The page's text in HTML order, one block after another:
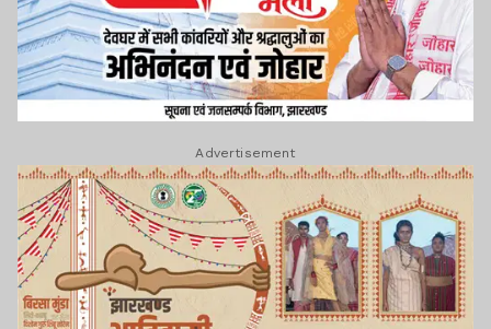
Advertisement